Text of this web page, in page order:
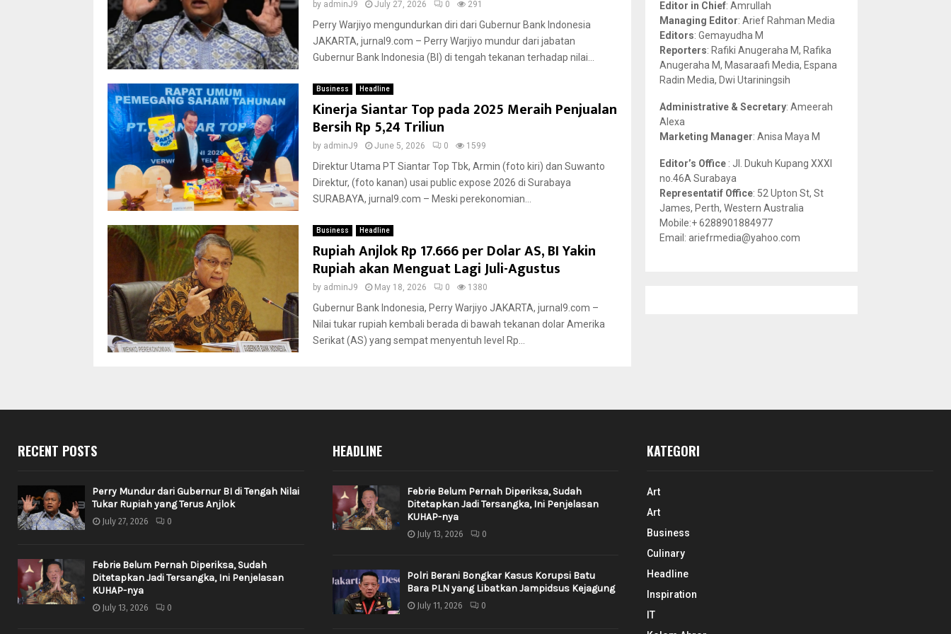
by adminJ9 July 27, 2026 0 291
Perry Warjiyo mengundurkan diri dari Gubernur Bank Indonesia
JAKARTA, jurnal9.com – Perry Warjiyo mundur dari jabatan
Gubernur Bank Indonesia (BI) di tengah tekanan terhadap nilai...
Business Headline
Kinerja Siantar Top pada 2025 Meraih Penjualan
Bersih Rp 5,24 Triliun
by adminJ9 June 5, 2026 0 1599
Direktur Utama PT Siantar Top Tbk, Armin (foto kiri) dan Suwanto
Direktur, (foto kanan) usai public expose 2026 di Surabaya
SURABAYA, jurnal9.com – Meski perekonomian...
Business Headline
Rupiah Anjlok Rp 17.666 per Dolar AS, BI Yakin
Rupiah akan Menguat Lagi Juli-Agustus
by adminJ9 May 18, 2026 0 1380
Gubernur Bank Indonesia, Perry Warjiyo JAKARTA, jurnal9.com –
Nilai tukar rupiah kembali berada di bawah tekanan dolar Amerika
Serikat (AS) yang sempat menyentuh level Rp...
r
:
R
H
Editor in Chief: Amrullah
Managing Editor: Arief Rahman Media
Editors: Gemayudha M
Reporters: Rafiki Anugeraha M, Rafika
Anugeraha M, Masaraafi Media, Espana
Radin Media, Dwi Utariningsih
Administrative & Secretary: Ameerah
Alexa
Marketing Manager: Anisa Maya M
Editor’s Office : Jl. Dukuh Kupang XXXI
no.46A Surabaya
Representatif Office: 52 Upton St, St
James, Perth, Western Australia
Mobile:+ 6288901884977
Email: ariefrmedia@yahoo.com
RECENT POSTS
Perry Mundur dari Gubernur BI di Tengah Nilai
Tukar Rupiah yang Terus Anjlok
July 27, 2026 0
Febrie Belum Pernah Diperiksa, Sudah
Ditetapkan Jadi Tersangka, Ini Penjelasan
KUHAP-nya
July 13, 2026 0
HEADLINE
Febrie Belum Pernah Diperiksa, Sudah
Ditetapkan Jadi Tersangka, Ini Penjelasan
KUHAP-nya
July 13, 2026 0
Polri Berani Bongkar Kasus Korupsi Batu
Bara PLN yang Libatkan Jampidsus Kejagung
July 11, 2026 0
KATEGORI
Art
Art
Business
Culinary
Headline
Inspiration
IT